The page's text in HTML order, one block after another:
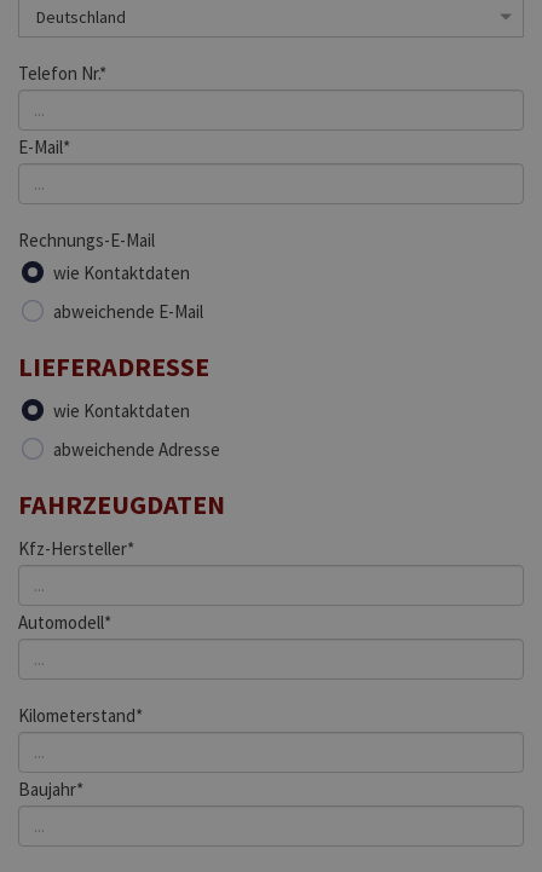
Telefon Nr.*
E-Mail*
Rechnungs-E-Mail
wie Kontaktdaten
abweichende E-Mail
LIEFERADRESSE
wie Kontaktdaten
abweichende Adresse
FAHRZEUGDATEN
Kfz-Hersteller*
Automodell*
Kilometerstand*
Baujahr*